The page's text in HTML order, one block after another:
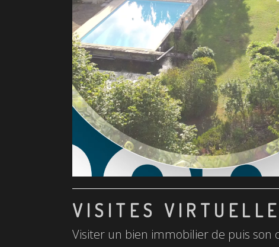
VISITES
Visiter un bien immobilier de puis son